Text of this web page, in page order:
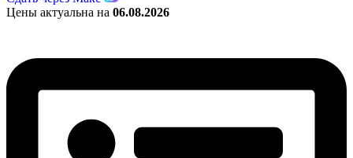
Цены актуальна на 06.08.2026